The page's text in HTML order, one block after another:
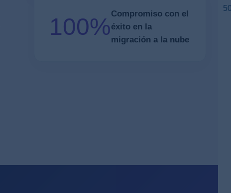
100%Compromiso con el
éxito en la
migración a la nube